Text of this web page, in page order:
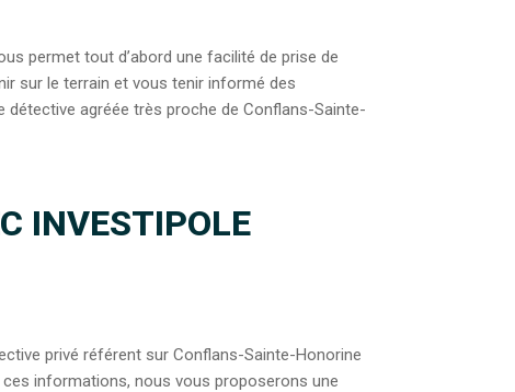
permet tout d’abord une facilité de prise de
sur le terrain et vous tenir informé des
agréée très proche de Conflans-Sainte-
INVESTIPOLE
privé référent sur Conflans-Sainte-Honorine
informations, nous vous proposerons une